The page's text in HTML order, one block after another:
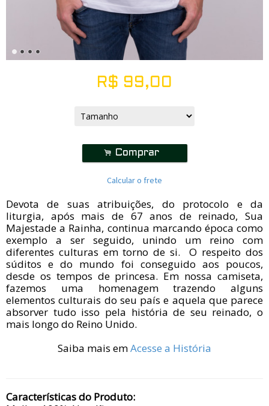
R$ 99,00
. Comprar
Calcular o frete
Devota de suas atribuições, do protocolo e da
liturgia, após mais de 67 anos de reinado, Sua
Majestade a Rainha, continua marcando época como
exemplo a ser seguido, unindo um reino com
diferentes culturas em torno de si. O respeito dos
súditos e do mundo foi conseguido aos poucos,
desde os tempos de princesa. Em nossa camiseta,
fazemos uma homenagem trazendo alguns
elementos culturais do seu país e aquela que parece
absorver tudo isso pela história de seu reinado, o
mais longo do Reino Unido.
Saiba mais emAcesse a História
Características do Produto:​